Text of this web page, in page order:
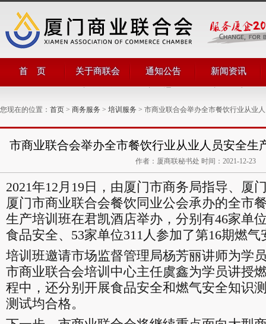
首 页 关于商联会
管理团队
商会章程
通知公告 新闻资讯
商联简讯
您现在的位置： 首页 > 商务服务 > 培训服务 > 市商业联合会举办全市餐饮行业从业
市商业联合会举办全市餐饮行业从业人员安全生
作者：厦商联秘书处 时间：2021-12-23
2021年12月19日，由厦门市商务局指导、厦
厦门市商业联合会餐饮同业公会承办的全市
生产培训班在君凯酒店举办，分别有46家单
食品安全、53家单位311人参加了第16期燃气
培训班邀请市场监督管理局杨芳丽讲师为学
市商业联合会培训中心主任虞鑫为学员讲授
程中，还分别开展食品安全和燃气安全知识
测试均合格。